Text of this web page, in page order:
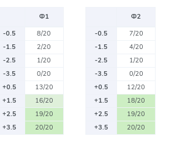
Ф1
-0.5
8/20
-1.5
2/20
-2.5
1/20
-3.5
0/20
+0.5
13/20
+1.5
16/20
+2.5
19/20
+3.5
20/20
Ф2
-0.5
7/20
-1.5
4/20
-2.5
1/20
-3.5
0/20
+0.5
12/20
+1.5
18/20
+2.5
19/20
+3.5
20/20